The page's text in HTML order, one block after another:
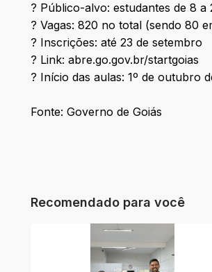
? Público-alvo: estudantes de 8
? Vagas: 820 no total (sendo 80
? Inscrições: até 23 de setembro
? Link: abre.go.gov.br/startgoias
?️ Início das aulas: 1º de outubro
Fonte: Governo de Goiás
Recomendado para você